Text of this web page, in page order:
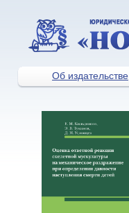
Об издательстве